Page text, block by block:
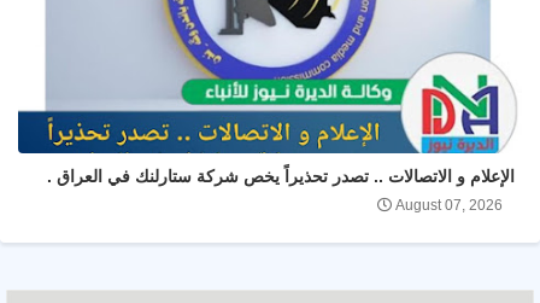
الإعلام و الاتصالات .. تصدر تحذيراً يخص شركة ستارلنك في العراق .
August 07, 2026